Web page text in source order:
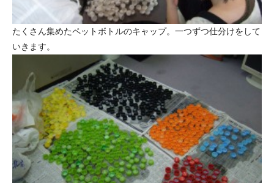
たくさん集めたペットボトルのキャップ。一つずつ仕分けをして
いきます。